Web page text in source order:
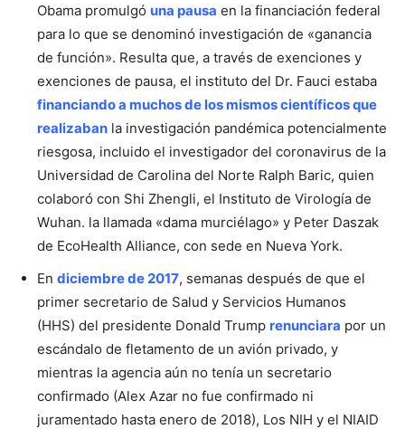
Obama promulgó una pausa en la financiación federal
para lo que se denominó investigación de «ganancia
de función». Resulta que, a través de exenciones y
exenciones de pausa, el instituto del Dr. Fauci estaba
financiando a muchos de los mismos científicos que
realizaban la investigación pandémica potencialmente
riesgosa, incluido el investigador del coronavirus de la
Universidad de Carolina del Norte Ralph Baric, quien
colaboró ​​con Shi Zhengli, el Instituto de Virología de
Wuhan. la llamada «dama murciélago» y Peter Daszak
de EcoHealth Alliance, con sede en Nueva York.
En diciembre de 2017, semanas después de que el
primer secretario de Salud y Servicios Humanos
(HHS) del presidente Donald Trump renunciara por un
escándalo de fletamento de un avión privado, y
mientras la agencia aún no tenía un secretario
confirmado (Alex Azar no fue confirmado ni
juramentado hasta enero de 2018), Los NIH y el NIAID